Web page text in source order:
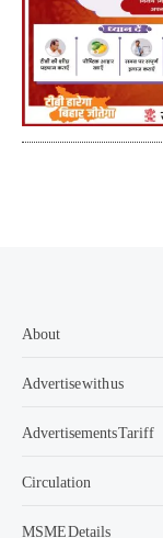
About
Advertise with us
Advertisements Tariff
Circulation
MSME Details